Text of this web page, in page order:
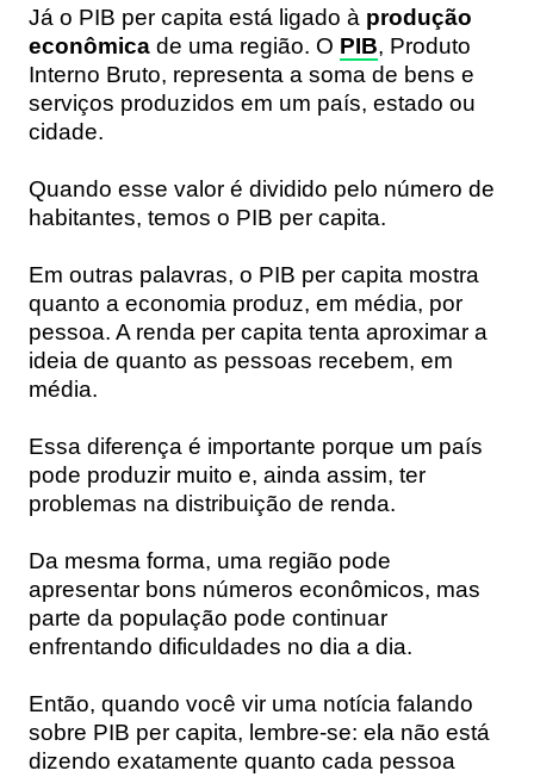
Já o PIB per capita está ligado à produção
econômica de uma região. O PIB, Produto
Interno Bruto, representa a soma de bens e
serviços produzidos em um país, estado ou
cidade.
Quando esse valor é dividido pelo número de
habitantes, temos o PIB per capita.
Em outras palavras, o PIB per capita mostra
quanto a economia produz, em média, por
pessoa. A renda per capita tenta aproximar a
ideia de quanto as pessoas recebem, em
média.
Essa diferença é importante porque um país
pode produzir muito e, ainda assim, ter
problemas na distribuição de renda.
Da mesma forma, uma região pode
apresentar bons números econômicos, mas
parte da população pode continuar
enfrentando dificuldades no dia a dia.
Então, quando você vir uma notícia falando
sobre PIB per capita, lembre-se: ela não está
dizendo exatamente quanto cada pessoa